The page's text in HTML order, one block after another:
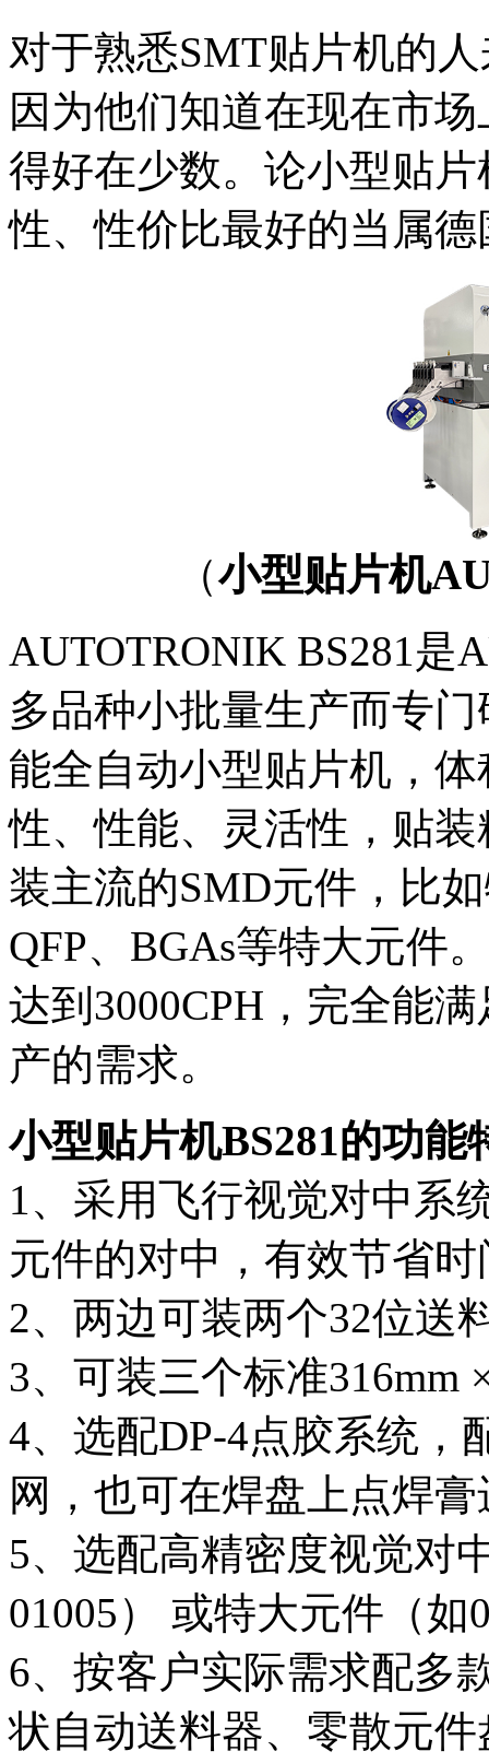
对于熟悉SMT贴片机的
因为他们知道在现在市
得好在少数。论小型贴
性、性价比最好的当属
（小型贴片机
AUTOTRONIK BS281是
多品种小批量生产而专
能全自动小型贴片机，
性、性能、灵活性，贴
装主流的SMD元件，比
QFP、BGAs等特大元件
达到3000CPH，完全能
产的需求。
小型贴片机BS281的功能
1、采用飞行视觉对中系
元件的对中，有效节省
2、两边可装两个32位送
3、可装三个标准316mm
4、选配DP-4点胶系统，
网，也可在焊盘上点焊
5、选配高精密度视觉对
01005） 或特大元件（如
6、按客户实际需求配多
状自动送料器、零散元